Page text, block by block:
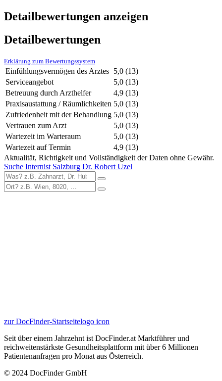
Detailbewertungen anzeigen
Detailbewertungen
Erklärung zum Bewertungssystem
Einfühlungsvermögen des Arztes 5,0 (13)
Serviceangebot
5,0 (13)
Betreuung durch Arzthelfer
4,9 (13)
Praxisaustattung / Räumlichkeiten 5,0 (13)
Zufriedenheit mit der Behandlung 5,0 (13)
Vertrauen zum Arzt
5,0 (13)
Wartezeit im Warteraum
5,0 (13)
Wartezeit auf Termin
4,9 (13)
Aktualität, Richtigkeit und Vollständigkeit der Daten ohne Gewähr.
Suche Internist Salzburg Dr. Robert Uzel
zur DocFinder-Startseitelogo icon
Seit über einem Jahrzehnt ist DocFinder.at Marktführer und
reichweitenstärkste Gesundheitsplattform mit über 6 Millionen
Patientenanfragen pro Monat aus Österreich.
© 2024 DocFinder GmbH